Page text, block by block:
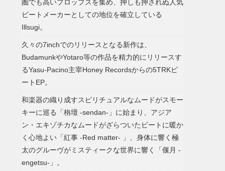
圏でも高いプロップスを集め、押しも押されぬ人気
ビートメーカーとしての地位を確立している
Illsugi。
久々の7inchでのリリースとなる新作は、
BudamunkやYotaro等の作品を精力的にリリースす
るYasu-Pacino主宰Honey Recordsからの5TRKビ
ートEP。
和楽器の織り成すスピリチュアルなムードがスモー
キーに巡る「栴壇 -sendan-」に始まり、アジア
ン・エキゾチカなムードがざらついたビートに暖か
く心地よい「紅事 -Red matter- 」、身体に響く極
太のグルーヴがミスティークな世界に響く「偃月 -
engetsu-」。